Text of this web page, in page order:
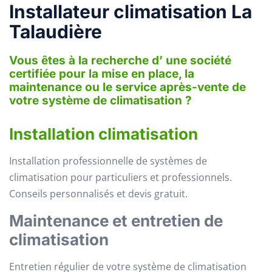
Installateur climatisation La
Talaudière
Vous êtes à la recherche d’ une société
certifiée pour la mise en place, la
maintenance ou le service après-vente de
votre système de climatisation ?
Installation climatisation
Installation professionnelle de systèmes de
climatisation pour particuliers et professionnels.
Conseils personnalisés et devis gratuit.
Maintenance et entretien de
climatisation
Entretien régulier de votre système de climatisation